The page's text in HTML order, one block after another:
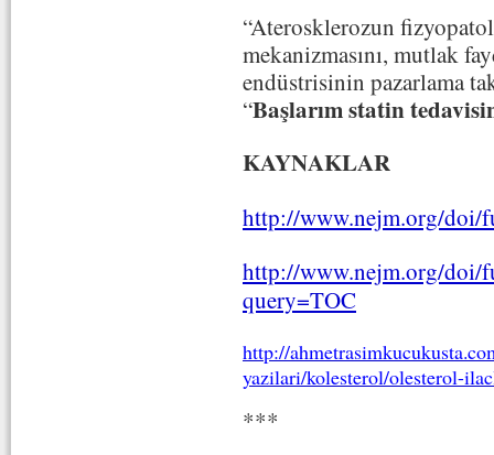
“Aterosklerozun
mekanizmasını, mutlak
endüstrisinin pazarlama
“Başlarım statin
KAYNAKLAR
http://www.nejm.org/doi/
http://www.nejm.org/doi/
query=TOC
http://
yazilari/kolesterol/olesterol-
***